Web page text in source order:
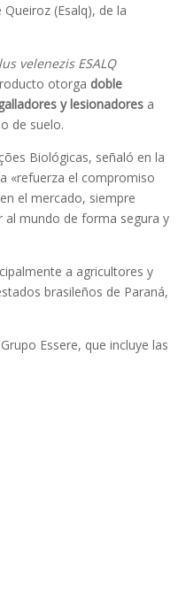
(Esalq), de la
velenezis ESALQ
otorga doble
y lesionadores a
de suelo.
Biológicas, señaló en la
«refuerza el compromiso
el mercado, siempre
al mundo de forma segura y
a agricultores y
brasileños de Paraná,
Essere, que incluye las